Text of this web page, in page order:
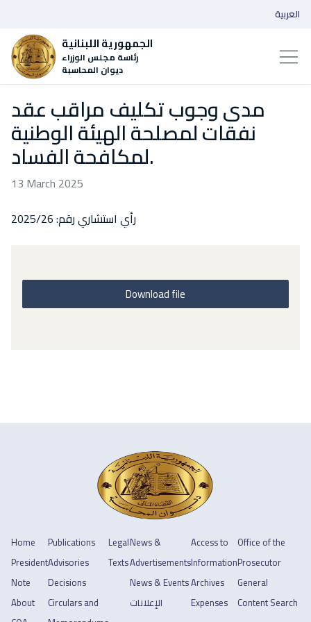
الجمهورية اللبنانية
رئاسة مجلس الوزراء
ديوان المحاسبة
العربية
مدى وجوب تكليف مراقب عقد
نفقات لمصلحة الهيئة الوطنية
لمكافحة الفساد.
13 March 2025
رأي استشاري رقم: 2025/26
Download file
Home
President
Note
About
Publications
Advisories
Decisions
Circulars and
Legal
Texts
News &
Advertisements
News & Events
الإعلانات
Access to
Information
Archives
Expenses
Office of the
Prosecutor
General
Content Search